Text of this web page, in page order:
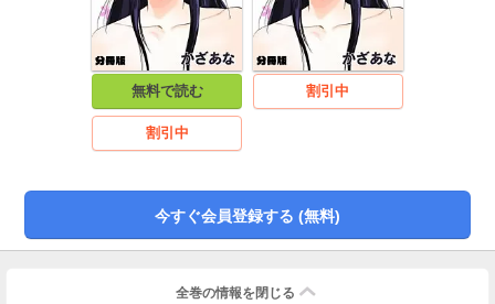
無料で読む
割引中
割引中
今すぐ会員登録する (無料)
全巻の情報を 閉じる